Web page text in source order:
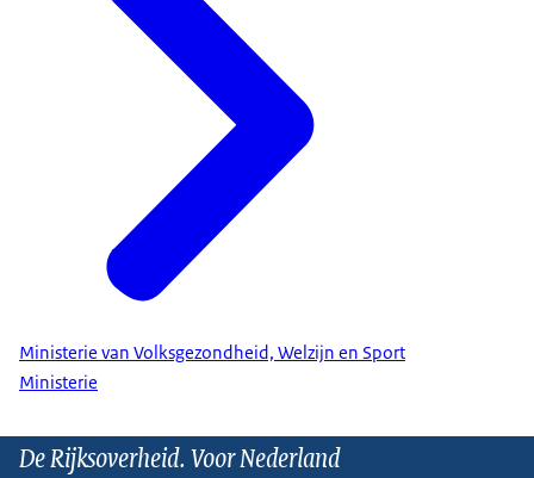
Ministerie van Volksgezondheid, Welzijn en Sport
Ministerie
De Rijksoverheid. Voor Nederland